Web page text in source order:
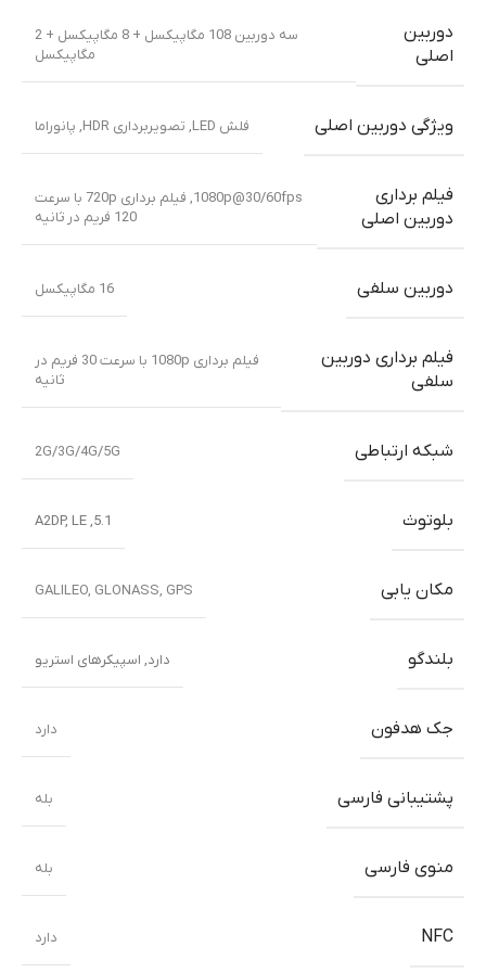
دوربین
اصلی
سه دوربین 108 مگاپیکسل + 8 مگاپیکسل + 2
مگاپیکسل
ویژگی دوربین اصلی فلش LED, تصویربرداری HDR, پانوراما
فیلم برداری
دوربین اصلی
1080p@30/60fps, فیلم برداری 720p با سرعت
120 فریم در ثانیه
دوربین سلفی 16 مگاپیکسل
فیلم برداری دوربین
سلفی
فیلم برداری 1080p با سرعت 30 فریم در
ثانیه
شبکه ارتباطی 2G/3G/4G/5G
بلوتوث 5.1, A2DP, LE
مکان یابی GALILEO, GLONASS, GPS
بلندگو دارد, اسپیکرهای استریو
جک هدفون دارد
پشتیبانی فارسی بله
منوی فارسی بله
NFC دارد